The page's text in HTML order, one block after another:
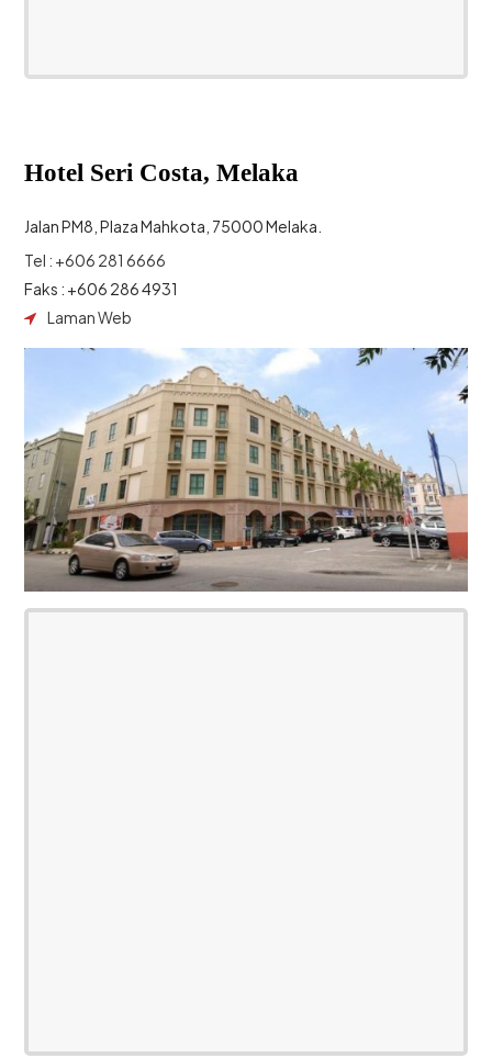
Hotel Seri Costa, Melaka
Jalan PM8, Plaza Mahkota, 75000 Melaka.
Tel : +606 281 6666
Faks : +606 286 4931
Laman Web